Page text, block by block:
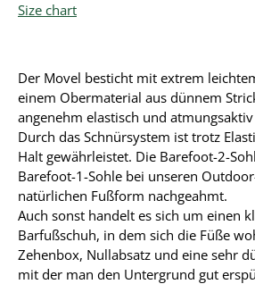
Size chart
Der Movel besticht mit extrem
einem Obermaterial aus dünnem
angenehm elastisch und
Durch das Schnürsystem ist trotz
Halt gewährleistet. Die Barefoot-2-
Barefoot-1-Sohle bei unseren
natürlichen Fußform nachgeahmt.
Auch sonst handelt es sich um einen
Barfußschuh, in dem sich die Füße
Zehenbox, Nullabsatz und eine sehr
mit der man den Untergrund gut